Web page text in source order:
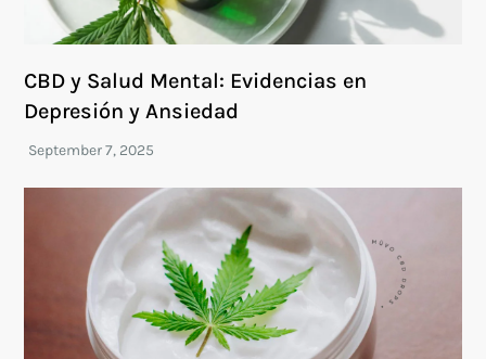
CBD y Salud Mental: Evidencias en
Depresión y Ansiedad